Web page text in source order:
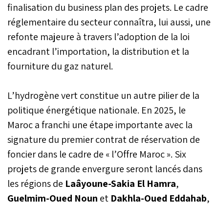
finalisation du business plan des projets. Le cadre
réglementaire du secteur connaîtra, lui aussi, une
refonte majeure à travers l’adoption de la loi
encadrant l’importation, la distribution et la
fourniture du gaz naturel.
L’hydrogène vert constitue un autre pilier de la
politique énergétique nationale. En 2025, le
Maroc a franchi une étape importante avec la
signature du premier contrat de réservation de
foncier dans le cadre de « l’Offre Maroc ». Six
projets de grande envergure seront lancés dans
les régions de Laâyoune-Sakia El Hamra,
Guelmim-Oued Noun et Dakhla-Oued Eddahab,